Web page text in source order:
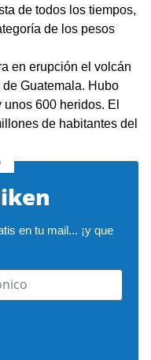
de todos los tiempos,
de los pesos
en erupción el volcán
Guatemala. Hubo
600 heridos. El
de habitantes del
en tu mail... ¡y que